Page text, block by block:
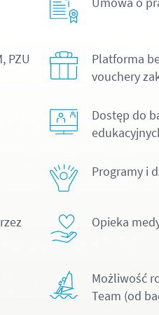
PZU
Platforma
vouchery
Dostęp do
Programy i
Opieka
Możliwość
Team (od